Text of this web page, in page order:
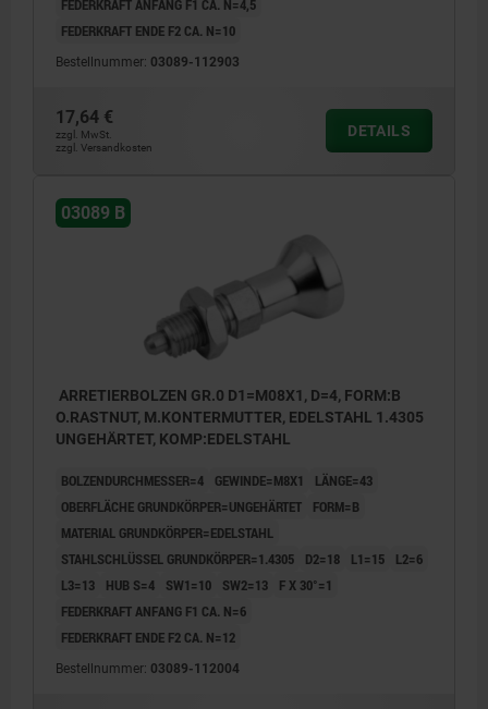
FEDERKRAFT ANFANG F1 CA. N=4,5
FEDERKRAFT ENDE F2 CA. N=10
Bestellnummer: 03089-112903
17,64 €
zzgl. MwSt.
zzgl. Versandkosten
DETAILS
03089 B
ARRETIERBOLZEN GR.0 D1=M08X1, D=4, FORM:B
O.RASTNUT, M.KONTERMUTTER, EDELSTAHL 1.4305
UNGEHÄRTET, KOMP:EDELSTAHL
BOLZENDURCHMESSER=4 GEWINDE=M8X1
LÄNGE=43
OBERFLÄCHE GRUNDKÖRPER=UNGEHÄRTET
FORM=B
MATERIAL GRUNDKÖRPER=EDELSTAHL
STAHLSCHLÜSSEL GRUNDKÖRPER=1.4305
D2=18 L1=15
L2=6
L3=13
HUB S=4 SW1=10 SW2=13
F X 30°=1
FEDERKRAFT ANFANG F1 CA. N=6
FEDERKRAFT ENDE F2 CA. N=12
Bestellnummer: 03089-112004